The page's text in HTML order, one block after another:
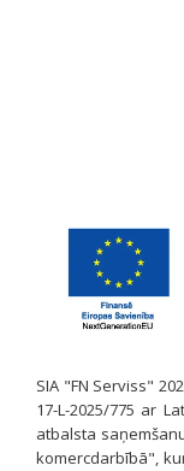
SIA "FN Serviss"
17-L-2025/775 ar
atbalsta
komercdarbībā",